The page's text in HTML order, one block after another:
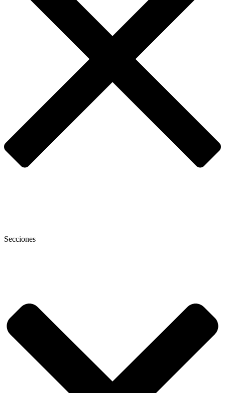
Secciones